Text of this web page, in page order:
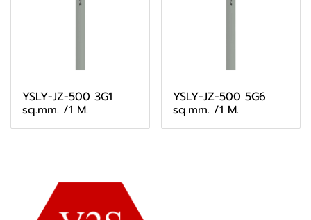
YSLY-JZ-500 3G1
sq.mm. /1 M.
YSLY-JZ-500 5G6
sq.mm. /1 M.